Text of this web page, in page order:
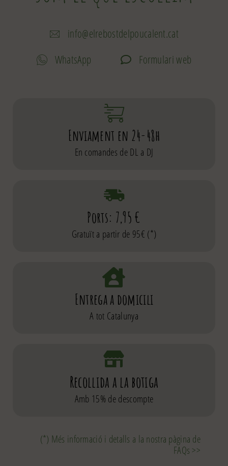
info@elrebostdelpoucalent.cat
WhatsApp
Formulari web
Enviament en 24-48h
En comandes de DL a DJ
Ports: 7,95 €
Gratuït a partir de 95€ (*)
Entrega a domicili
A tot Catalunya
Recollida a la botiga
Amb 15% de descompte
(*) Més informació i detalls a la nostra pàgina de
FAQs >>